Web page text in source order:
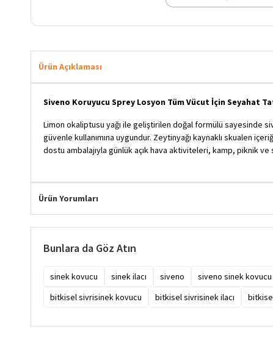
Ürün Açıklaması
Siveno Koruyucu Sprey Losyon Tüm Vücut İçin Seyahat
Limon okaliptusu yağı ile geliştirilen doğal formülü sayesinde
güvenle kullanımına uygundur. Zeytinyağı kaynaklı skualen
dostu ambalajıyla günlük açık hava aktiviteleri, kamp, piknik
Ürün Yorumları
Bunlara da Göz Atın
sinek kovucu sinek ilacı siveno siveno sinek kovucu
bitkisel sivrisinek kovucu
bitkisel sivrisinek ilacı